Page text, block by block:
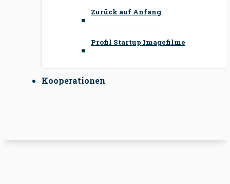
Zurück auf Anfang
Profil Startup Imagefilme
Kooperationen